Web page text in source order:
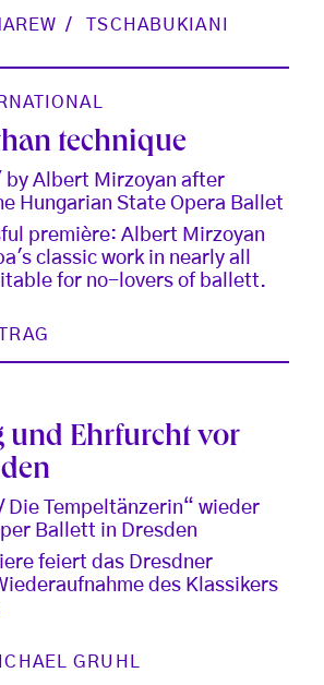
TSCHABUKIANI
technique
by Albert Mirzoyan after
Hungarian State Opera Ballet
première: Albert Mirzoyan
classic work in nearly all
for no-lovers of ballett.
und Ehrfurcht vor
Die Tempeltänzerin“ wieder
Ballett in Dresden
feiert das Dresdner
des Klassikers
GRUHL